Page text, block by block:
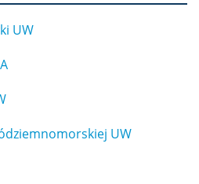
UW
UW